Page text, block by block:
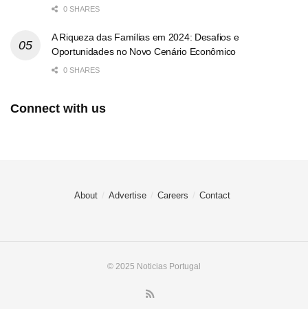
0 SHARES
A Riqueza das Famílias em 2024: Desafios e
Oportunidades no Novo Cenário Econômico
0 SHARES
Connect with us
About Advertise Careers Contact
© 2025 Noticias Portugal